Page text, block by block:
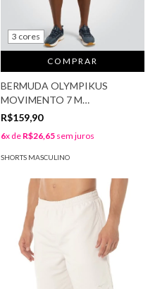
3 cores
COMPRAR
BERMUDA OLYMPIKUS
MOVIMENTO 7 M
OIMST23316
R$159,90
6x de R$26,65 sem juros
SHORTS MASCULINO